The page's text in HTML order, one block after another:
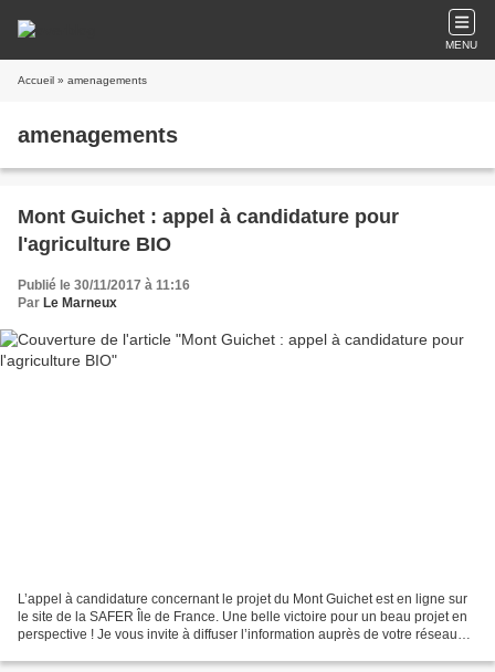
MENU
Accueil » amenagements
amenagements
Mont Guichet : appel à candidature pour
l'agriculture BIO
Publié le 30/11/2017 à 11:16
Par Le Marneux
L’appel à candidature concernant le projet du Mont Guichet est en ligne sur
le site de la SAFER Île de France. Une belle victoire pour un beau projet en
perspective ! Je vous invite à diffuser l’information auprès de votre réseau